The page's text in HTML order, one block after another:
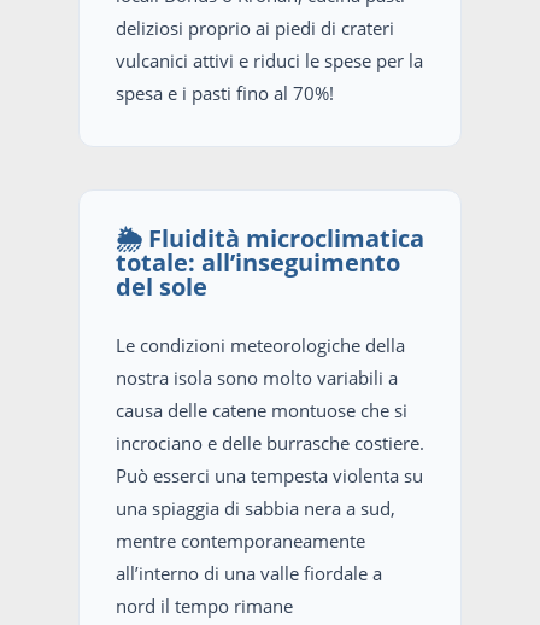
deliziosi proprio ai piedi di crateri
vulcanici attivi e riduci le spese per la
spesa e i pasti fino al 70%!
🌦️ Fluidità microclimatica
totale: all’inseguimento
del sole
Le condizioni meteorologiche della
nostra isola sono molto variabili a
causa delle catene montuose che si
incrociano e delle burrasche costiere.
Può esserci una tempesta violenta su
una spiaggia di sabbia nera a sud,
mentre contemporaneamente
all’interno di una valle fiordale a
nord il tempo rimane